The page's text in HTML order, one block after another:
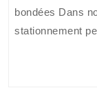
bondées Dans
stationnement